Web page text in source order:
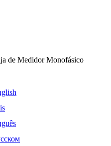
de Medidor Monofásico